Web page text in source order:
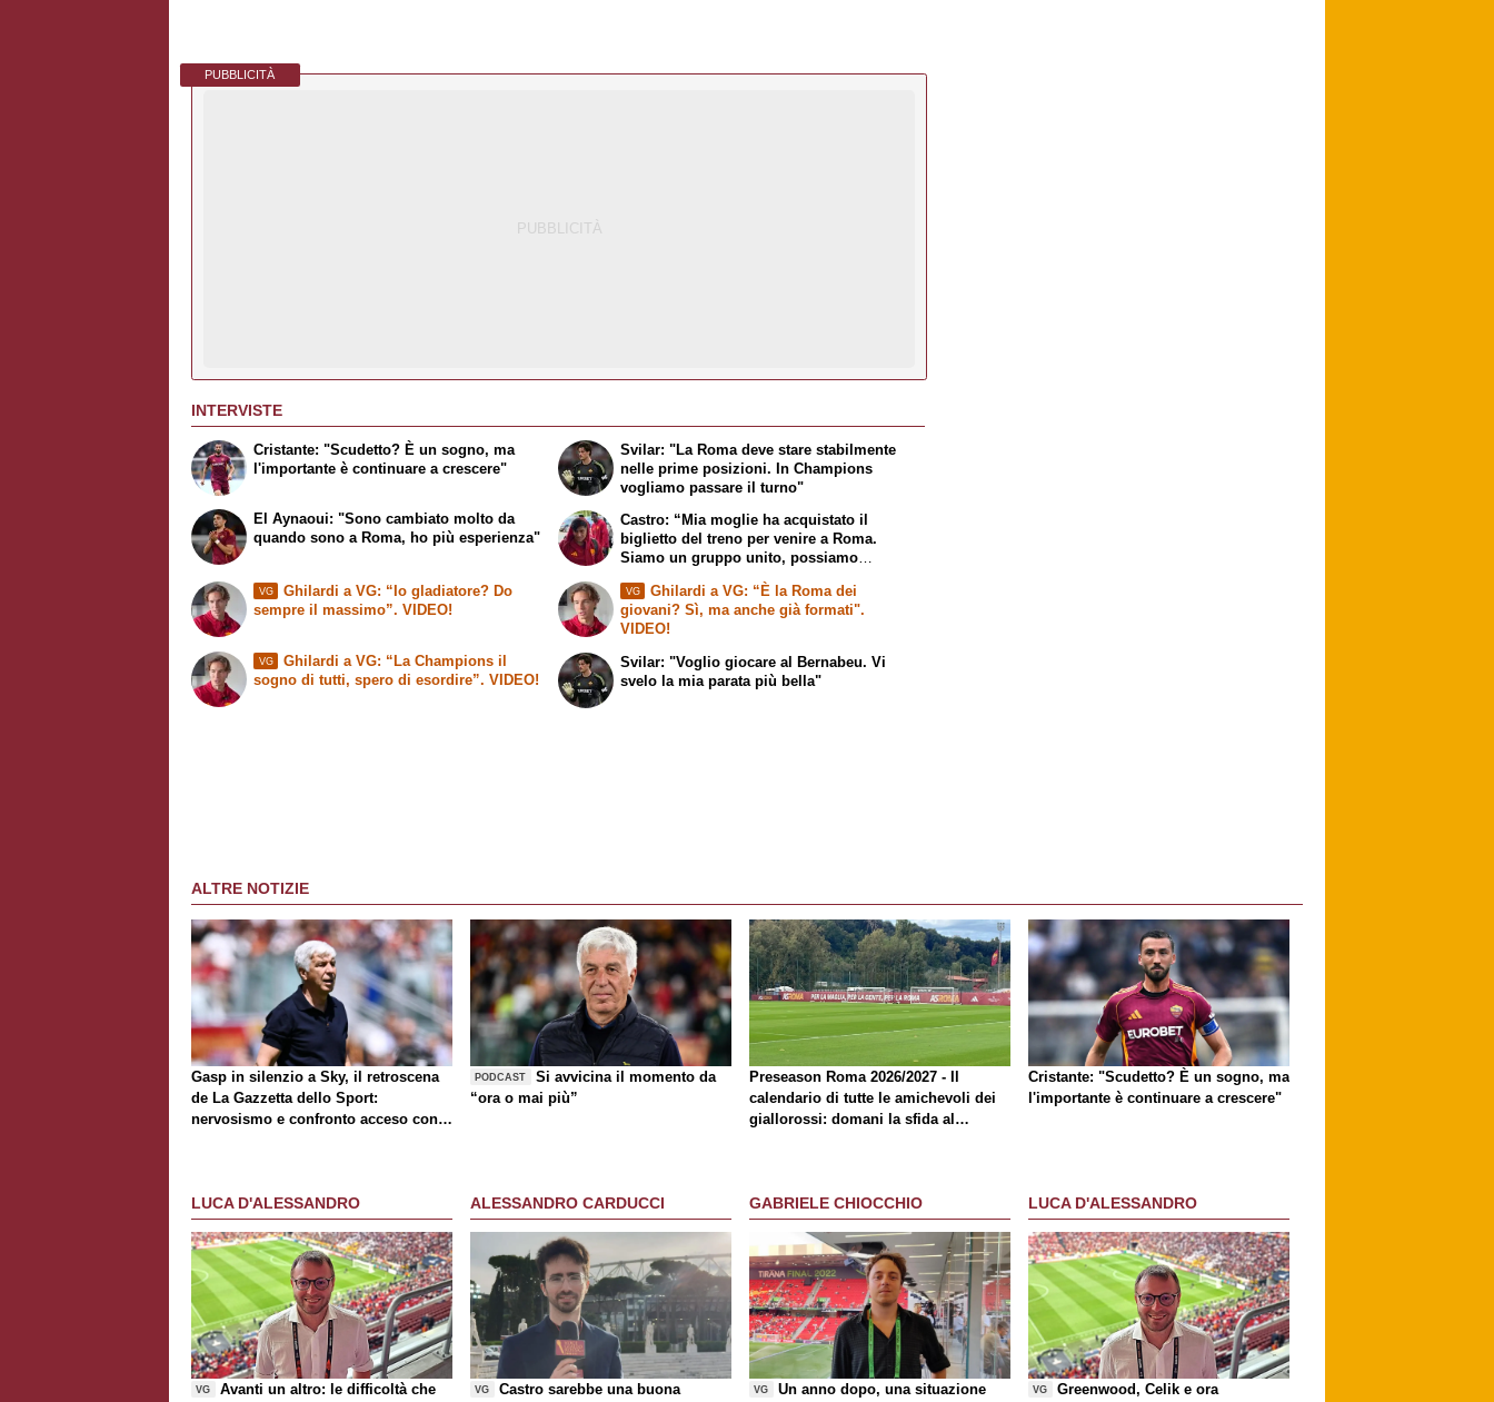
PUBBLICITÀ
INTERVISTE
Cristante: "Scudetto? È un sogno, ma
l'importante è continuare a crescere"
El Aynaoui: "Sono cambiato molto da
quando sono a Roma, ho più esperienza"
Svilar: "La Roma deve stare stabilmente
nelle prime posizioni. In Champions
vogliamo passare il turno"
Castro: “Mia moglie ha acquistato il
biglietto del treno per venire a Roma.
Siamo un gruppo unito, possiamo
VG
Ghilardi a VG: “Io gladiatore? Do
sempre il massimo”. VIDEO!
VG
Ghilardi a VG: “La Champions il
sogno di tutti, spero di esordire”. VIDEO!
VG
Ghilardi a VG: “È la Roma dei
giovani? Sì, ma anche già formati".
VIDEO!
Svilar: "Voglio giocare al Bernabeu. Vi
svelo la mia parata più bella"
ALTRE NOTIZIE
Gasp in silenzio a Sky, il retroscena
de La Gazzetta dello Sport:
nervosismo e confronto acceso con
PODCAST
Si avvicina il momento da
“ora o mai più”
Preseason Roma 2026/2027 - Il
calendario di tutte le amichevoli dei
giallorossi: domani la sfida al
Cristante: "Scudetto? È un sogno, ma
l'importante è continuare a crescere"
LUCA D'ALESSANDRO
VG Avanti un altro: le difficoltà che
ALESSANDRO CARDUCCI
VG Castro sarebbe una buona
GABRIELE CHIOCCHIO
VG Un anno dopo, una situazione
LUCA D'ALESSANDRO
VG Greenwood, Celik e ora